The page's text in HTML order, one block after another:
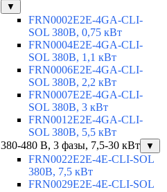
▼
FRN0002E2E-4GA-CLI-
SOL 380В, 0,75 кВт
FRN0004E2E-4GA-CLI-
SOL 380В, 1,1 кВт
FRN0006E2E-4GA-CLI-
SOL 380В, 2,2 кВт
FRN0007E2E-4GA-CLI-
SOL 380В, 3 кВт
FRN0012E2E-4GA-CLI-
SOL 380В, 5,5 кВт
380-480 В, 3 фазы, 7,5-30 кВт
▼
FRN0022E2E-4E-CLI-SOL
380В, 7,5 кВт
FRN0029E2E-4E-CLI-SOL